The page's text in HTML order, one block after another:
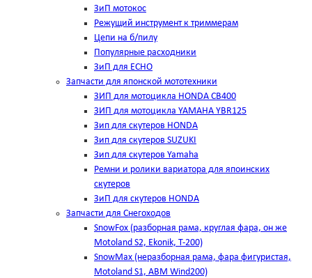
ЗиП мотокос
Режущий инструмент к триммерам
Цепи на б/пилу
Популярные расходники
ЗиП для ЕСНО
Запчасти для японской мототехники
ЗИП для мотоцикла HONDA CB400
ЗИП для мотоцикла YAMAHA YBR125
Зип для скутеров HONDA
Зип для скутеров SUZUKI
Зип для скутеров Yamaha
Ремни и ролики вариатора для япоинских
скутеров
ЗиП для скутеров HONDA
Запчасти для Снегоходов
SnowFox (разборная рама, круглая фара, он же
Motoland S2, Ekonik, T-200)
SnowMax (неразборная рама, фара фигуристая,
Motoland S1, ABM Wind200)